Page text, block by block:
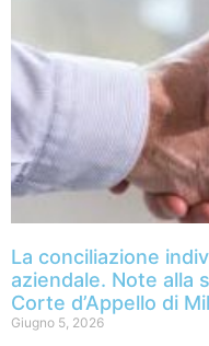
La conciliazione
aziendale. Note alla
Corte d’Appello di
Giugno 5, 2026